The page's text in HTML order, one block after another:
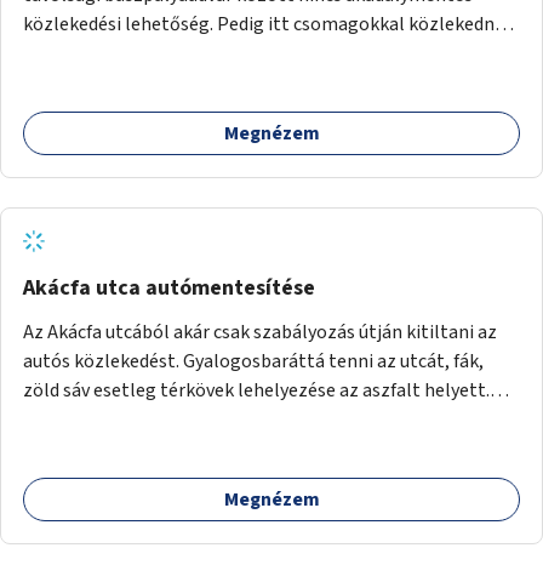
akciók, Fővárossal, kerületi összefogásokkal. Legyen
elismerő díj az adó 1%-ot begyűjtő civil szervezeteknek,
közlekedési lehetőség. Pedig itt csomagokkal közlekednek
hogy aztán több lépcsősort kelljen megtenni lefelé/felfelé
a buszpályaudvarra.
Megnézem
Akácfa utca autómentesítése
Az Akácfa utcából akár csak szabályozás útján kitiltani az
autós közlekedést. Gyalogosbaráttá tenni az utcát, fák,
zöld sáv esetleg térkövek lehelyezése az aszfalt helyett.
Megnézem